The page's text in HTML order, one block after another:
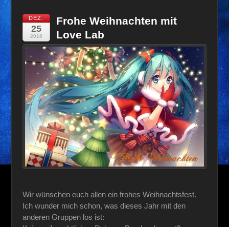
DEZ.
25
2016
Frohe Weihnachten mit
Love Lab
Wir wünschen euch allen ein frohes Weihnachtsfest.
Ich wunder mich schon, was dieses Jahr mit den
anderen Gruppen los ist: